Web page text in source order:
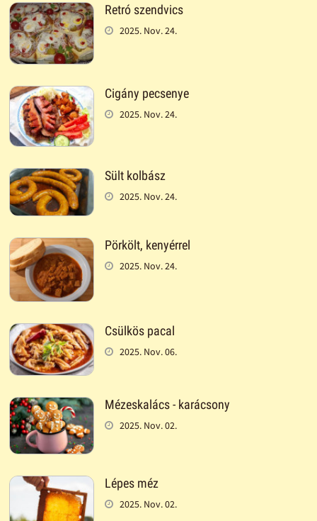
Retró szendvics
2025. Nov. 24.
Cigány pecsenye
2025. Nov. 24.
Sült kolbász
2025. Nov. 24.
Pörkölt, kenyérrel
2025. Nov. 24.
Csülkös pacal
2025. Nov. 06.
Mézeskalács - karácsony
2025. Nov. 02.
Lépes méz
2025. Nov. 02.